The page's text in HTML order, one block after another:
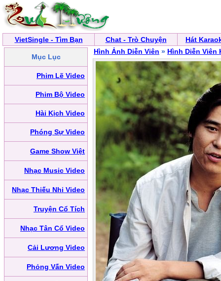
VietSingle - Tìm Bạn Chat - Trò Chuyện Hát
Mục Lục
Phim Lẽ Video
Phim Bộ Video
Hài Kịch Video
Phóng Sự Video
Game Show Việt
Nhạc Music Video
Nhạc Thiếu Nhi Video
Truyện Cổ Tích
Nhạc Tân Cổ Video
Cải Lương Video
Phỏng Vấn Video
Hình Ảnh Diễn Viên » Hình Diễn Viên